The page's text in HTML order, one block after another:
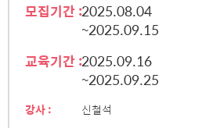
모집기간 :2025.08.04
~2025.09.15
교육기간 :2025.09.16
~2025.09.25
강사 : 신철석